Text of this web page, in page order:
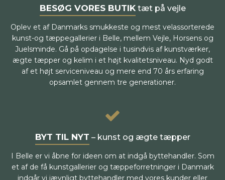
BESØG VORES BUTIKtæt på vejle
Oplev et af Danmarks smukkeste og mest velassorterede
kunst-og tæppegallerier i Belle, mellem Vejle, Horsens og
Juelsminde. Gå på opdagelse i tusindvis af kunstværker,
ægte tæpper og kelim i et højt kvalitetsniveau. Nyd godt
af et højt serviceniveau og mere end 70 års erfaring
opsamlet gennem tre generationer.
BYT TIL NYT – kunst og ægte tæpper
I Belle er vi åbne for ideen om at indgå byttehandler. Som
et af de få kunstgallerier og tæppeforretninger i Danmark
indgår vi jævnligt byttehandler med vores kunder eller